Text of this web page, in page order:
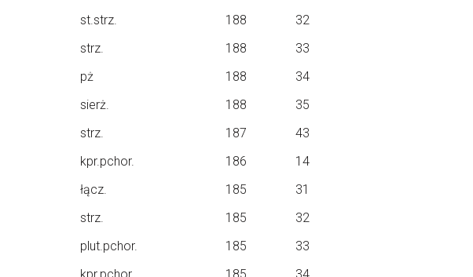
st.strz. 188
32
strz. 188
33
pż 188
34
sierż. 188
35
strz. 187
43
kpr.pchor. 186
14
łącz. 185
31
strz. 185
32
plut.pchor. 185
33